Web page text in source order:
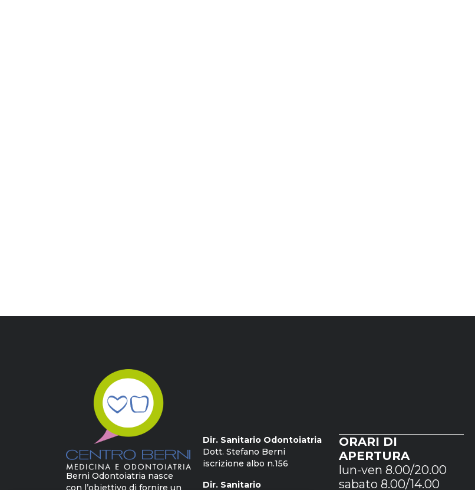
Berni Odontoiatria nasce
con l’obiettivo di fornire un
Dir. Sanitario Odontoiatria
Dott. Stefano Berni
iscrizione albo n.156
Dir. Sanitario
ORARI DI
APERTURA
lun-ven 8.00/20.00
sabato 8.00/14.00